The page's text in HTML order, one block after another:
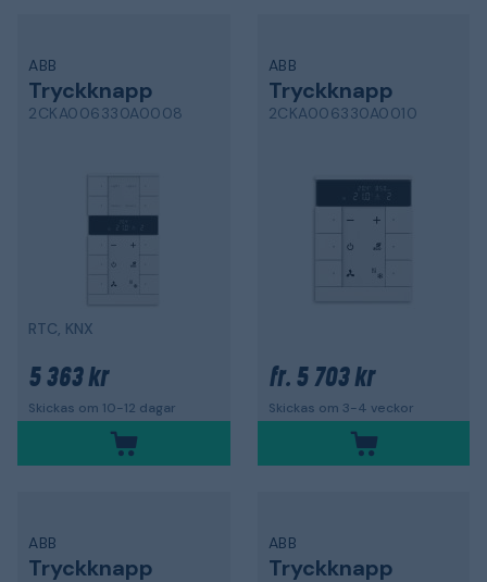
ABB
Tryckknapp
2CKA006330A0008
RTC, KNX
5 363 kr
Skickas om 10-12 dagar
ABB
Tryckknapp
2CKA006330A0010
fr. 5 703 kr
Skickas om 3-4 veckor
ABB
Tryckknapp
ABB
Tryckknapp